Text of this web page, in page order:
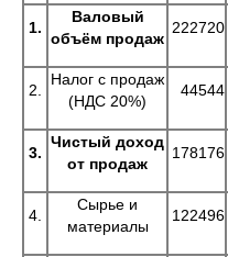
1.
Валовый
объём продаж
222720
2.
Налог с продаж
(НДС 20%)
44544
3.
Чистый доход
от продаж
178176
4.
Сырье и
материалы
122496